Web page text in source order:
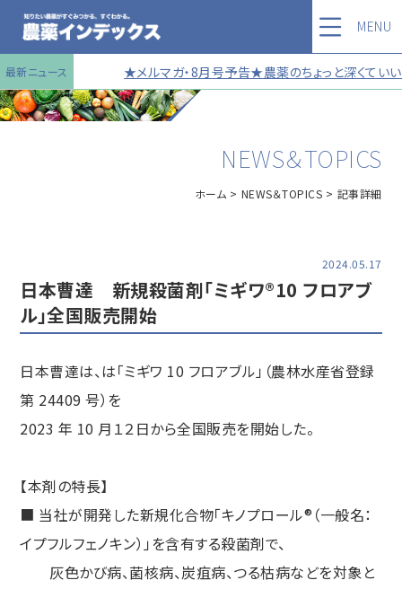
最新ニュース ★メルマガ・8月号予告★農薬のちょっと深く
MENU
NEWS＆TOPICS
ホーム NEWS＆TOPICS 記事詳細
2024.05.17
日本曹達 新規殺菌剤「ミギワ®10 フロアブ
ル」全国販売開始
日本曹達は、は「ミギワ 10 フロアブル」（農林水産省登録
第 24409 号）を
2023 年 10 月１２日から全国販売を開始した。
【本剤の特長】
■ 当社が開発した新規化合物「キノプロール®（一般名：
イプフルフェノキン）」を含有する殺菌剤で、
灰色かび病、菌核病、炭疽病、つる枯病などを対象と